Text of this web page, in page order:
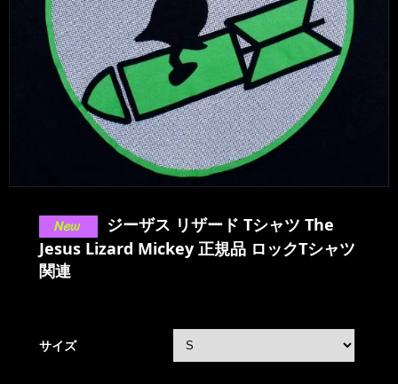
ジーザス リザード Tシャツ The
Jesus Lizard Mickey 正規品 ロックTシャツ
関連
サイズ